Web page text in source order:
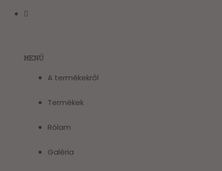
MENÜ
A termékekről
Termékek
Rólam
Galéria